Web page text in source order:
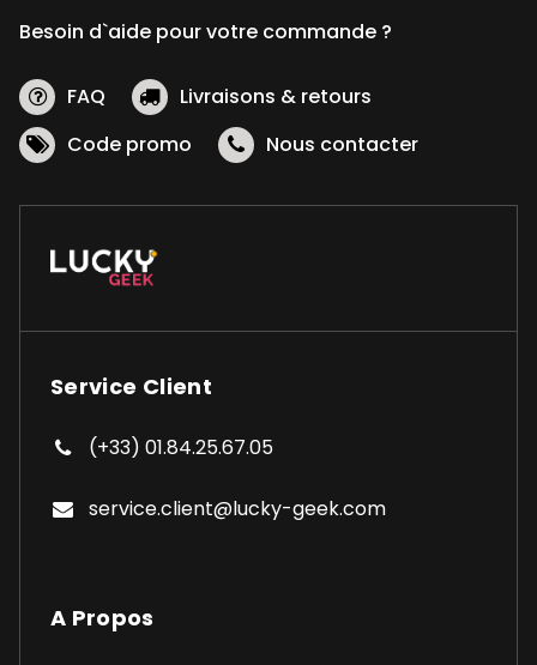
choisies
la
du
Besoin d`aide pour votre commande ?
FAQ
Livraisons & retours
Code promo
Nous contacter
Service Client
(+33) 01.84.25.67.05
service.client@lucky-geek.com
A Propos